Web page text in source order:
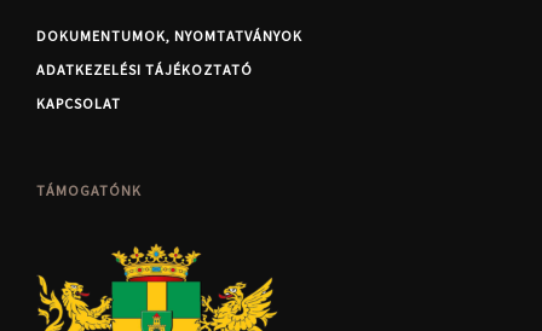
DOKUMENTUMOK, NYOMTATVÁNYOK
ADATKEZELÉSI TÁJÉKOZTATÓ
KAPCSOLAT
TÁMOGATÓNK